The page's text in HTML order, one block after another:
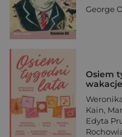
George
Osiem
wakacje
Kain,
Edyta